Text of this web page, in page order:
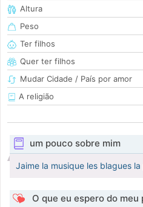
Altura
Peso
Ter filhos
Quer ter filhos
Mudar Cidade / País por amor
A religião
um pouco sobre mim
Jaime la musique les blagues
O que eu espero do meu